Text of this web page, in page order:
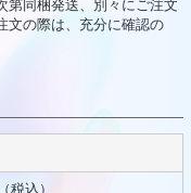
第同梱発送、別々にご注文
文の際は、充分に確認の